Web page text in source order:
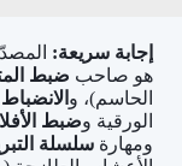
إجابة سريعة:
هو صاحب ضبط
الحاسم)، و
الورقية وضبط
ومهارة سلسلة